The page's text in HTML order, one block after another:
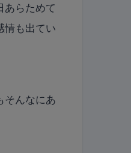
あらためて
情も出てい
そんなにあ